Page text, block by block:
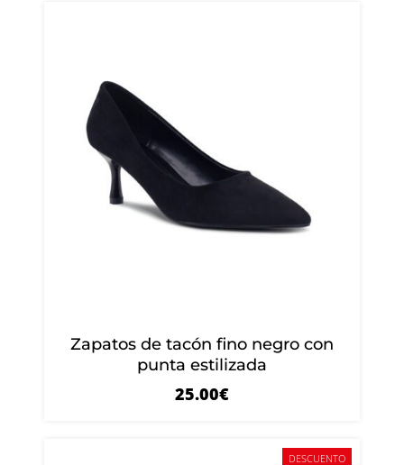
Zapatos de tacón fino negro con
punta estilizada
25.00€
DESCUENTO